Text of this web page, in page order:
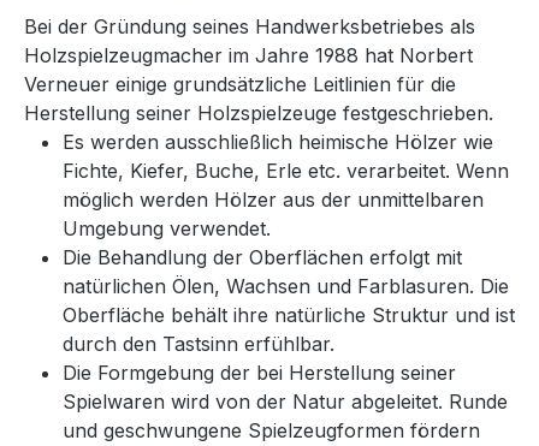
Bei der Gründung seines Handwerksbetriebes als
Holzspielzeugmacher im Jahre 1988 hat Norbert
Verneuer einige grundsätzliche Leitlinien für die
Herstellung seiner Holzspielzeuge festgeschrieben.
Es werden ausschließlich heimische Hölzer wie
Fichte, Kiefer, Buche, Erle etc. verarbeitet. Wenn
möglich werden Hölzer aus der unmittelbaren
Umgebung verwendet.
Die Behandlung der Oberflächen erfolgt mit
natürlichen Ölen, Wachsen und Farblasuren. Die
Oberfläche behält ihre natürliche Struktur und ist
durch den Tastsinn erfühlbar.
Die Formgebung der bei Herstellung seiner
Spielwaren wird von der Natur abgeleitet. Runde
und geschwungene Spielzeugformen fördern